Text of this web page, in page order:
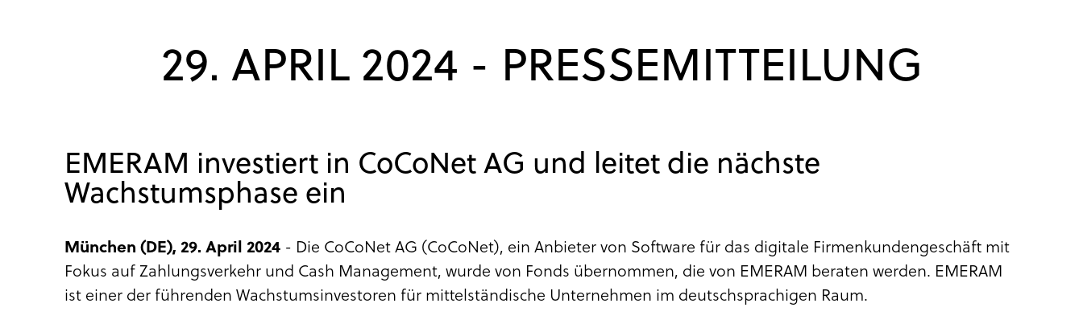
29. APRIL 2024 - PRESSEMITTEILUNG
EMERAM investiert in CoCoNet AG und leitet die nächste
Wachstumsphase ein
München (DE), 29. April 2024 - Die CoCoNet AG (CoCoNet), ein Anbieter von Software für das digitale Firmenkundengeschäft mit
Fokus auf Zahlungsverkehr und Cash Management, wurde von Fonds übernommen, die von EMERAM beraten werden. EMERAM
ist einer der führenden Wachstumsinvestoren für mittelständische Unternehmen im deutschsprachigen Raum.